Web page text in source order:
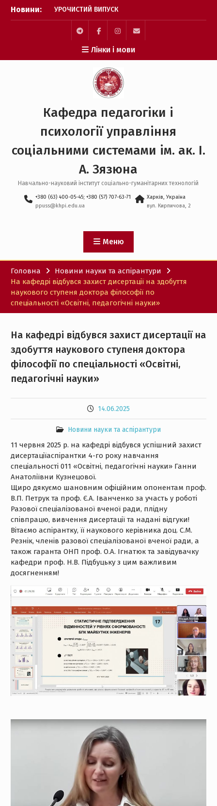
Перейти
Новини:
УРОЧИСТИЙ ВИПУСК
БАКАЛАВРІВ 2026
Психологія без кордонів:
вступай та відкривай
шлях до навчання в
Німеччині
НАУКОВИЙ УСПІХ КАФЕДРИ
ВСЕУКРАЇНСЬКОМУ РІВНІ
ВІД СТУДЕНТА ДО ДОКТОРА
ФІЛОСОФІЇ
УСПІШНЕ ЗДОБУТТЯ
СТУПЕНЯ PhD З
TelegramfacebookInstagram
Mail
Лінки і мови
Кафедра педагогіки і
психології управління
соціальними системами ім. ак. І.
А. Зязюна
Навчально-науковий інститут соціально-гуманітарних технологій
+380 (63) 400-05-45; +380 (57) 707-63-71
ppuss@khpi.edu.ua
Харків, Україна
вул. Кирпичова, 2
Меню
Головна
Новини науки та аспірантури
На кафедрі відбувся захист дисертації на здобуття
наукового ступеня доктора філософії по
спеціальності «Освітні, педагогічні науки»
На кафедрі відбувся захист дисертації на
здобуття наукового ступеня доктора
філософії по спеціальності «Освітні,
педагогічні науки»
14.06.2025
Новини науки та аспірантури
11 червня 2025 р. на кафедрі відбувся успішний захист
дисертаціїаспірантки 4-го року навчання
спеціальності 011 «Освітні, педагогічні науки» Ганни
Анатоліївни Кузнецової.
Щиро дякуємо шановним офіційним опонентам проф.
В.П. Петрук та проф. Є.А. Іванченко за участь у роботі
Разової спеціалізованої вченої ради, плідну
співпрацю, вивчення дисертації та надані відгуки!
Вітаємо аспірантку, її наукового керівника доц. С.М.
Резнік, членів разової спеціалізованої вченої ради, а
також гаранта ОНП проф. О.А. Ігнатюк та завідувачку
кафедри проф. Н.В. Підбуцьку з цим важливим
досягненням!